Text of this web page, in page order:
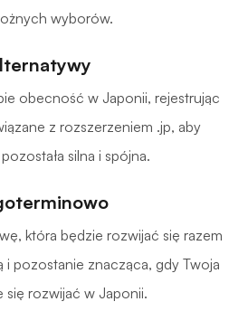
wyborów.
obecność w Japonii, rejestrując
z rozszerzeniem .jp, aby
silna i spójna.
która będzie rozwijać się razem
i pozostanie znacząca, gdy Twoja
się rozwijać w Japonii.